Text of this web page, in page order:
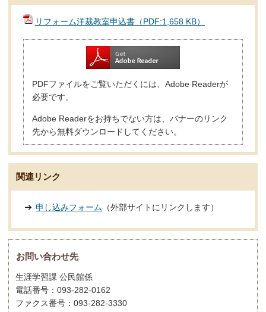
リフォーム洋裁教室申込書（PDF:1,658 KB）
PDFファイルをご覧いただくには、Adobe Readerが
必要です。
Adobe Readerをお持ちでない方は、バナーのリンク
先から無料ダウンロードしてください。
関連リンク
申し込みフォーム （外部サイトにリンクします）
お問い合わせ先
生涯学習課 公民館係
電話番号：093-282-0162
ファクス番号：093-282-3330